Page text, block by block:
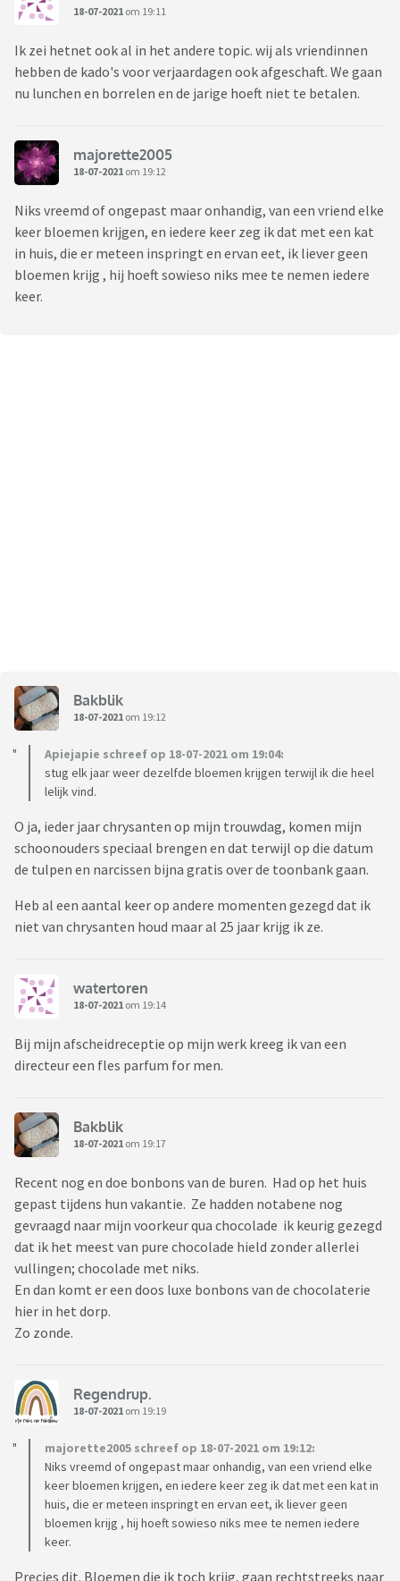
18-07-2021 om 19:11
Ik zei hetnet ook al in het andere topic. wij als vriendinnen
hebben de kado's voor verjaardagen ook afgeschaft. We gaan
nu lunchen en borrelen en de jarige hoeft niet te betalen.
majorette2005
18-07-2021 om 19:12
Niks vreemd of ongepast maar onhandig, van een vriend elke
keer bloemen krijgen, en iedere keer zeg ik dat met een kat
in huis, die er meteen inspringt en ervan eet, ik liever geen
bloemen krijg , hij hoeft sowieso niks mee te nemen iedere
keer.
Bakblik
18-07-2021 om 19:12
Apiejapie schreef op 18-07-2021 om 19:04:
stug elk jaar weer dezelfde bloemen krijgen terwijl ik die heel
lelijk vind.
O ja, ieder jaar chrysanten op mijn trouwdag, komen mijn
schoonouders speciaal brengen en dat terwijl op die datum
de tulpen en narcissen bijna gratis over de toonbank gaan.
Heb al een aantal keer op andere momenten gezegd dat ik
niet van chrysanten houd maar al 25 jaar krijg ik ze.
watertoren
18-07-2021 om 19:14
Bij mijn afscheidreceptie op mijn werk kreeg ik van een
directeur een fles parfum for men.
Bakblik
18-07-2021 om 19:17
Recent nog en doe bonbons van de buren. Had op het huis
gepast tijdens hun vakantie. Ze hadden notabene nog
gevraagd naar mijn voorkeur qua chocolade ik keurig gezegd
dat ik het meest van pure chocolade hield zonder allerlei
vullingen; chocolade met niks.
En dan komt er een doos luxe bonbons van de chocolaterie
hier in het dorp.
Zo zonde.
Regendrup.
18-07-2021 om 19:19
majorette2005 schreef op 18-07-2021 om 19:12:
Niks vreemd of ongepast maar onhandig, van een vriend elke
keer bloemen krijgen, en iedere keer zeg ik dat met een kat in
huis, die er meteen inspringt en ervan eet, ik liever geen
bloemen krijg , hij hoeft sowieso niks mee te nemen iedere
keer.
Precies dit. Bloemen die ik toch krijg, gaan rechtstreeks naar